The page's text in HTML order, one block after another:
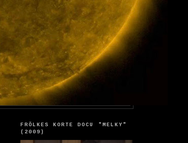
FRÖLKES KORTE DOCU "MELKY"
(2009)